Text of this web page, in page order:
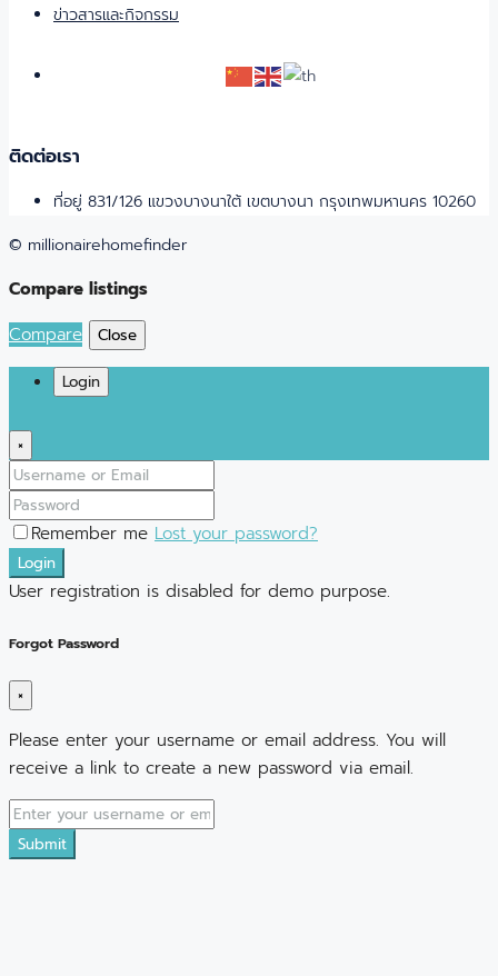
ข่าวสารและกิจกรรม
ติดต่อเรา
ที่อยู่ 831/126 แขวงบางนาใต้ เขตบางนา กรุงเทพมหานคร 10260
© millionairehomefinder
Compare listings
Compare
Close
Login
×
Remember me Lost your password?
Login
User registration is disabled for demo purpose.
Forgot Password
×
Please enter your username or email address. You will
receive a link to create a new password via email.
Submit